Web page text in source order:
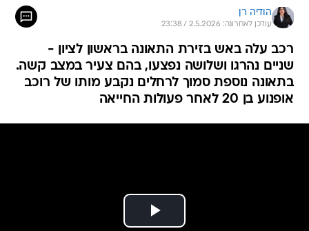
הודיה רן
עודכן לאחרונה: 2.5.2026 / 23:38
רכב עלה באש בזירת התאונה בראשון לציון -
שניים נהרגו ושלושה נפצעו, בהם צעיר במצב קשה.
בתאונה נוספת סמוך לרחלים נקבע מותו של רוכב
אופנוע בן 20 לאחר פעולות החייאה